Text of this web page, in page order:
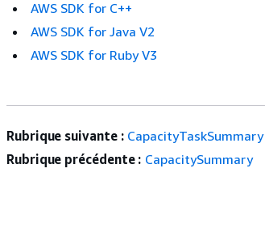
AWS SDK for C++
AWS SDK for Java V2
AWS SDK for Ruby V3
Rubrique suivante : CapacityTaskSummary
Rubrique précédente : CapacitySummary